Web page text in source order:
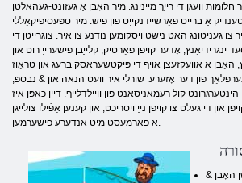
וועגן די רייַך מיינינג. מיר האָבן אַ געזונט-געהאלטן
אַ ברייט פאַרשיידנקייַט פון פיש. מיר ספּעסיפיקאַללי
צו געניטונג האט נישט ויסקומען נודנע צו איר. צוגרייטן די
ינגרידיאַנץ, אָדער קויפן פאַרטיק, קלייַבן פישערייַ רוט און
האָבן אַ אַוועקזעצן אויף די פּיקטשעראַסק ברעג און טראָוז
פון דער אָזערע. שורלי איר וועט הנאה און & נבספּ;
קול רעמאַניסאַנט פון וויילדלייף. דיין כאַפּן איז
און די געלט צו קויפן נייַ ויסריכט, און קענען אַפֿילו צולייגן
אַ פאַרמעסט מיט אנדערע פישערמען.
& נבספּ; & נבספּ; מענטשן האָבן